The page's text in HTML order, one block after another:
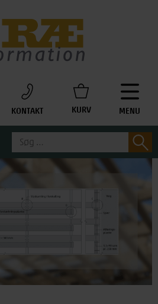
KONTAKT KURV MENU
Søg
efter: